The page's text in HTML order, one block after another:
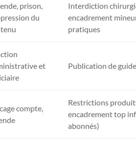
prison,
du
Interdiction
encadrement
pratiques
et
Publication de
compte,
Restrictions
encadrement top
abonnés)